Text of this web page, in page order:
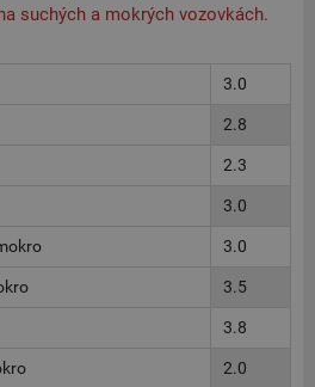
suchých a mokrých vozovkách.
3.0
2.8
2.3
3.0
3.0
3.5
3.8
2.0